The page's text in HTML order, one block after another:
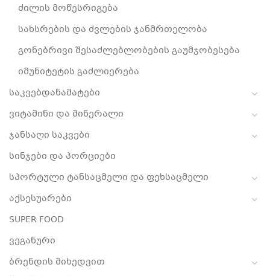
ძილის მოწესრიგება
სახსრების და ძვლების ჯანმრთელობა
გონებრივი შესაძლებლობების გაუმჯობესება
იმუნიტეტის გაძლიერება
საკვებდანამატები
ვიტამინი და მინერალი
ჯანსაღი საკვები
სინჯები და პორციები
სპორტული ტანსაცმელი და ფეხსაცმელი
აქსესუარები
SUPER FOOD
ვეგანური
ბრენდის მიხედვით